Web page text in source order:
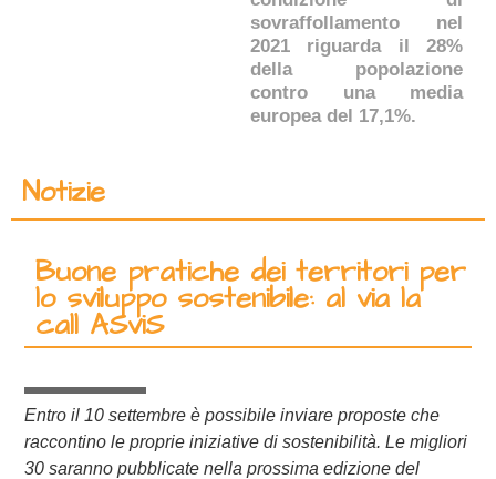
sovraffollamento nel
2021 riguarda il 28%
della popolazione
contro una media
europea del 17,1%.
Notizie
Buone pratiche dei territori per
lo sviluppo sostenibile: al via la
call ASviS
Entro il 10 settembre è possibile inviare proposte che
raccontino le proprie iniziative di sostenibilità. Le migliori
30 saranno pubblicate nella prossima edizione del